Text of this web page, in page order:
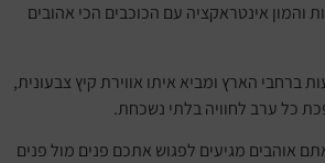
והמון אינטראקציה עם הכוכבים הכי אהובים
ברחבי הארץ ומביא איתו אווירת קיץ צבעונית,
כל ערב לחוויה בלתי נשכחת.
אוהבים מגיעים לפגוש אתכם פנים מול פנים